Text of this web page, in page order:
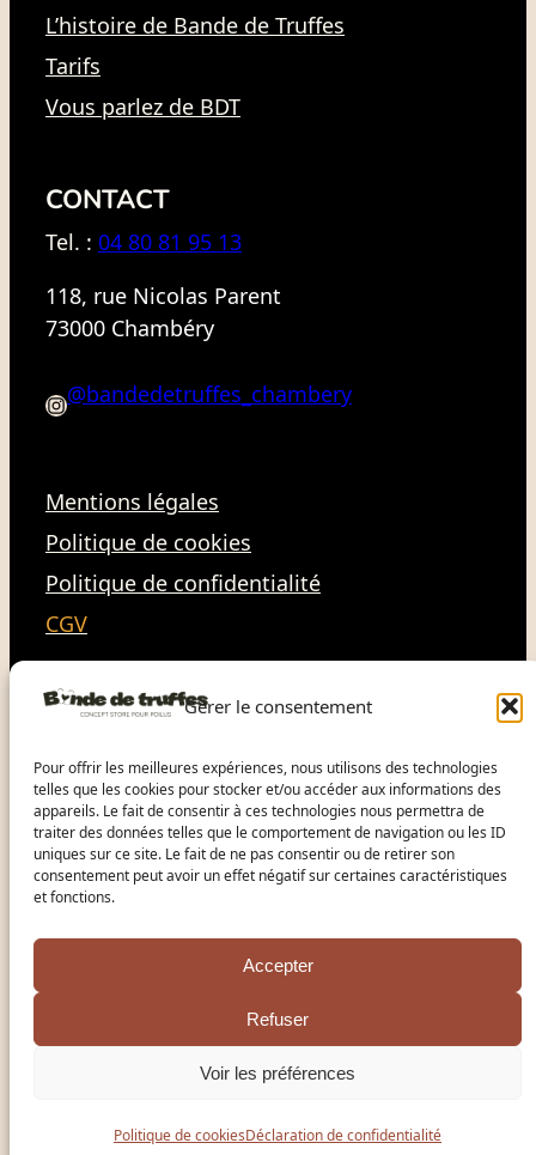
Gérer le consentement
Pour offrir les meilleures expériences, nous utilisons des technologies
telles que les cookies pour stocker et/ou accéder aux informations des
appareils. Le fait de consentir à ces technologies nous permettra de
traiter des données telles que le comportement de navigation ou les ID
uniques sur ce site. Le fait de ne pas consentir ou de retirer son
consentement peut avoir un effet négatif sur certaines caractéristiques
et fonctions.
Accepter
Refuser
Voir les préférences
Politique de cookiesDéclaration de confidentialité
L’histoire de Bande de Truffes
Tarifs
Vous parlez de BDT
CONTACT
Tel. : 04 80 81 95 13
118, rue Nicolas Parent
73000 Chambéry
I
t
a
g
r
a
@bandedetruffes_chambery
Mentions légales
Politique de cookies
Politique de confidentialité
CGV
HORAIRES D’OUVERTURE
9h30 à 12h30 et de 15h à 18h
Le samedi
10h à 16h
Dimanche et lundi
Fermeture
Service de garde à domicile sur réservation